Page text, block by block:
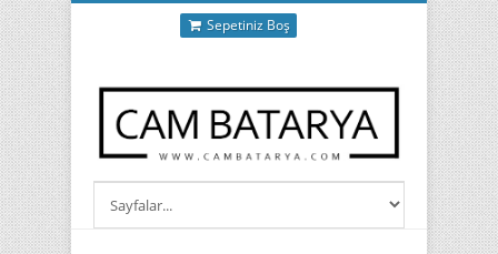
Sepetiniz Boş